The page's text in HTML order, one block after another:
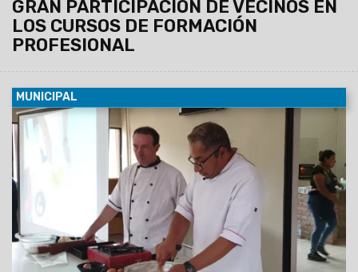
GRAN PARTICIPACIÓN DE VECINOS EN
LOS CURSOS DE FORMACIÓN
PROFESIONAL
MUNICIPAL
05/03/2024
La actividad se llevó a cabo ayer a la tarde,
con la participación de 150 personas, junto al intendente
Emiliano Durand. La jornada estuvo a cargo del chef Carlos
Reynaga.